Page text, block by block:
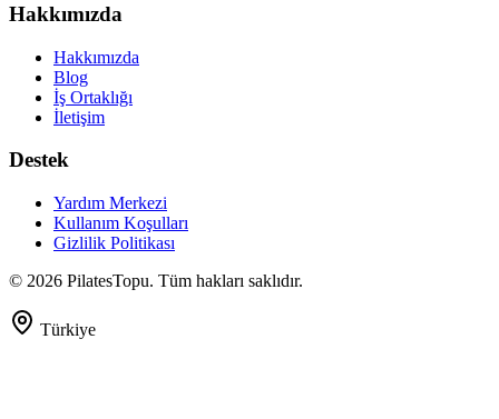
Hakkımızda
Hakkımızda
Blog
İş Ortaklığı
İletişim
Destek
Yardım Merkezi
Kullanım Koşulları
Gizlilik Politikası
© 2026 PilatesTopu. Tüm hakları saklıdır.
Türkiye